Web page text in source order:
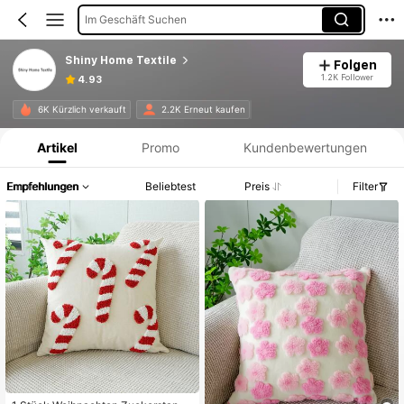
Im Geschäft Suchen
Shiny Home Textile
4.93
Folgen
1.2K Follower
6K Kürzlich verkauft 2.2K Erneut kaufen
Produktinformation: Preisangabe, Verkaufs- und Lagerbestandsdetails.
Artikel Promo Kundenbewertungen
Empfehlungen Beliebtest Preis Filter